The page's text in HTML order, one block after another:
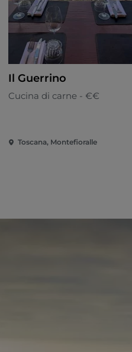
Il Guerrino
Cucina di carne - €€
Toscana, Montefioralle